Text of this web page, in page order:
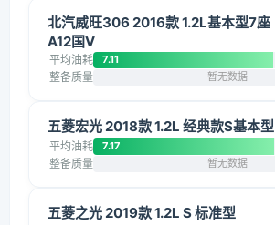
北汽威旺306 2016款 1.2L基本型7座
A12国V
平均油耗 7.11
整备质量 暂无数据
五菱宏光 2018款 1.2L 经典款S基本型
平均油耗 7.17
整备质量 暂无数据
五菱之光 2019款 1.2L S 标准型